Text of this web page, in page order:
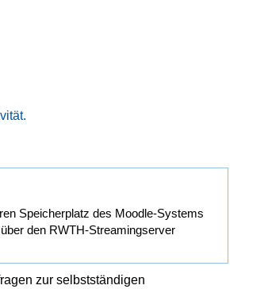
Speicherplatz des Moodle-Systems
den RWTH-Streamingserver
zur selbstständigen